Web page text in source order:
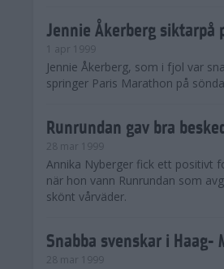
Jennie Åkerberg siktarpå
1 apr 1999
Jennie Åkerberg, som i fjol var
springer Paris Marathon på
Runrundan gav bra
28 mar 1999
Annika Nyberger fick ett positivt
när hon vann Runrundan som
skönt vårväder.
Snabba svenskar i Haag-
28 mar 1999